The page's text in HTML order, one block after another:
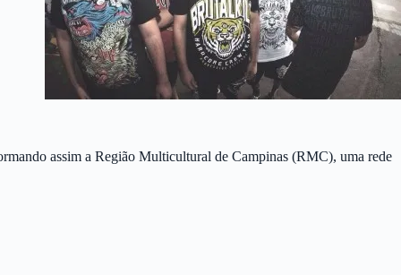
assim a Região Multicultural de Campinas (RMC), uma rede